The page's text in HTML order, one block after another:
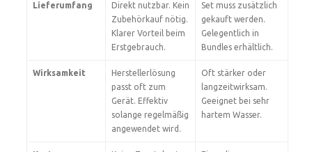
Lieferumfang
Direkt nutzbar. Kein
Zubehörkauf nötig.
Klarer Vorteil beim
Erstgebrauch.
Set muss zusätzlich
gekauft werden.
Gelegentlich in
Bundles erhältlich.
Wirksamkeit
Herstellerlösung
passt oft zum
Gerät. Effektiv
solange regelmäßig
angewendet wird.
Oft stärker oder
langzeitwirksam.
Geeignet bei sehr
hartem Wasser.